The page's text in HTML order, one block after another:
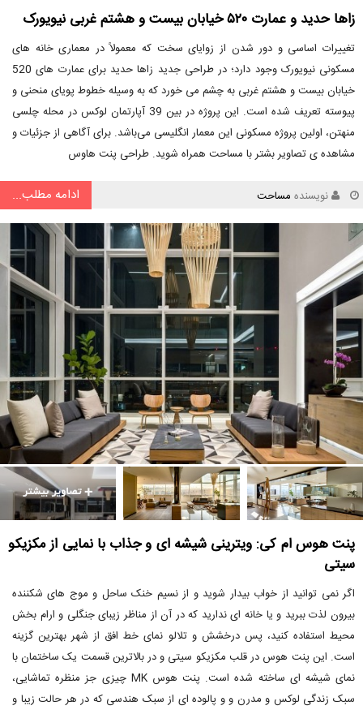
زاها حدید و عمارت ۵۲۰ خیابان بیست و هشتم غربی نیویورک
تغییرات اساسی و دور شدن از زوایای سخت که معمولاً در معماری خانه های
مسکونی نیویورک وجود دارد؛ در طراحی جدید زاها حدید برای عمارت های 520
خیابان بیست و هشتم غربی به چشم می خورد که به وسیله خطوط پویای منحنی و
پیوسته تعریف شده است. این پروژه در بین 39 آپارتمان لوکس در محله چلسی
منهتن، اولین پروژه مسکونی این معمار انگلیسی می‌باشد. برای آگاهی از جزئیات و
مشاهده ی تصاویر بشتر با مساحت همراه شوید. طراحی پنت هاوس
نویسنده مساحت ادامه مطلب...
پنت هوس ام کی: ویترینی شیشه ای و جذاب با نمایی از مکزیکو
سیتی
اگر نمی توانید از خواب بیدار شوید و از نسیم خنک ساحل و موج های شکننده
بیرون لذت ببرید و یا خانه ای ندارید که در آن از مناظر زیبای جنگلی و ارام بخش
محیط استفاده کنید، پس درخشش و تلالو نمای خط افق از شهر بهترین گزینه
است. این پنت هوس در قلب مکزیکو سیتی و در بالاترین قسمت یک ساختمان با
نمای شیشه ای ساخته شده است. پنت هوس MK چیزی جز منظره تماشایی،
سبک زندگی لوکس و مدرن و و پالوده ای از سبک هندسی که در هر حالت زیبا و